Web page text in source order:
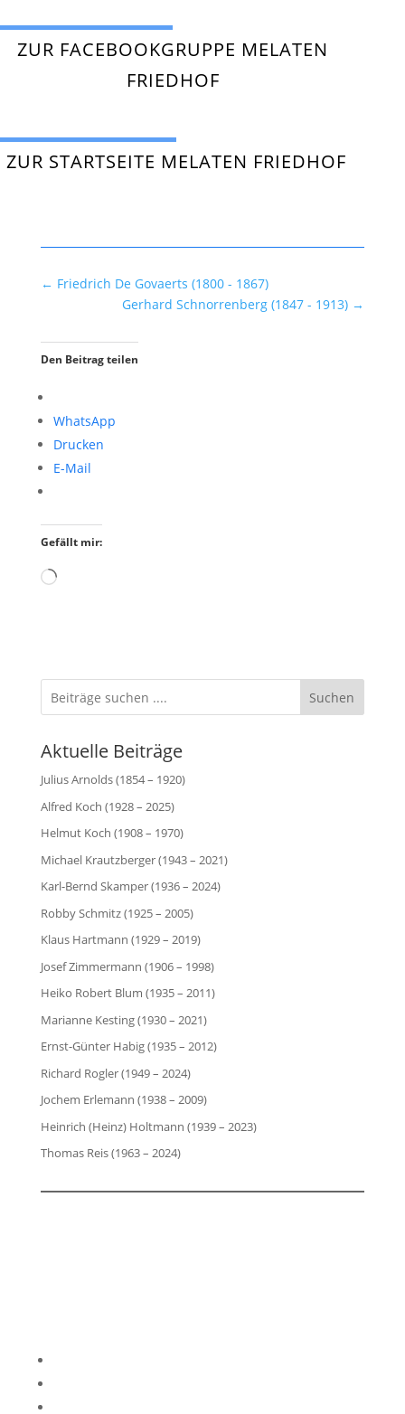
ZUR FACEBOOKGRUPPE MELATEN
FRIEDHOF
ZUR STARTSEITE MELATEN FRIEDHOF
← Friedrich De Govaerts (1800 - 1867)
Gerhard Schnorrenberg (1847 - 1913) →
Den Beitrag teilen
WhatsApp
Drucken
E-Mail
Gefällt mir:
Wird
Suchen
Aktuelle Beiträge
Julius Arnolds (1854 – 1920)
Alfred Koch (1928 – 2025)
Helmut Koch (1908 – 1970)
Michael Krautzberger (1943 – 2021)
Karl-Bernd Skamper (1936 – 2024)
Robby Schmitz (1925 – 2005)
Klaus Hartmann (1929 – 2019)
Josef Zimmermann (1906 – 1998)
Heiko Robert Blum (1935 – 2011)
Marianne Kesting (1930 – 2021)
Ernst-Günter Habig (1935 – 2012)
Richard Rogler (1949 – 2024)
Jochem Erlemann (1938 – 2009)
Heinrich (Heinz) Holtmann (1939 – 2023)
Thomas Reis (1963 – 2024)